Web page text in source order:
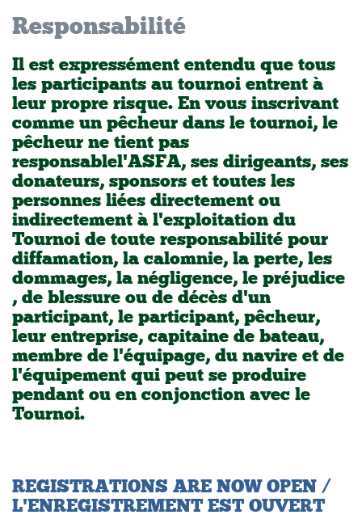
Responsabilité
Il est expressément entendu que tous
les participants au tournoi entrent à
leur propre risque. En vous inscrivant
comme un pêcheur dans le tournoi, le
pêcheur ne tient pas
responsable l'ASFA, ses dirigeants, ses
donateurs, sponsors et toutes les
personnes liées directement ou
indirectement à l'exploitation du
Tournoi de toute responsabilité pour
diffamation, la calomnie, la perte, les
dommages, la négligence, le préjudice
, de blessure ou de décès d'un
participant, le participant, pêcheur,
leur entreprise, capitaine de bateau,
membre de l'équipage, du navire et de
l'équipement qui peut se produire
pendant ou en conjonction avec le
Tournoi.
REGISTRATIONS ARE NOW OPEN /
L'ENREGISTREMENT EST OUVERT